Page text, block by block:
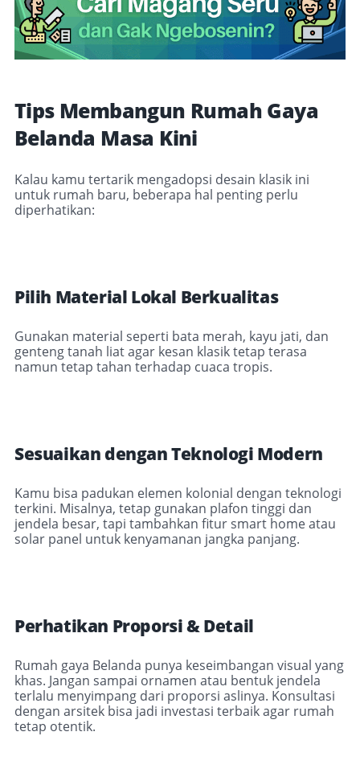
Tips Membangun Rumah Gaya
Belanda Masa Kini
Kalau kamu tertarik mengadopsi desain klasik ini
untuk rumah baru, beberapa hal penting perlu
diperhatikan:
Pilih Material Lokal Berkualitas
Gunakan material seperti bata merah, kayu jati, dan
genteng tanah liat agar kesan klasik tetap terasa
namun tetap tahan terhadap cuaca tropis.
Sesuaikan dengan Teknologi Modern
Kamu bisa padukan elemen kolonial dengan teknologi
terkini. Misalnya, tetap gunakan plafon tinggi dan
jendela besar, tapi tambahkan fitur smart home atau
solar panel untuk kenyamanan jangka panjang.
Perhatikan Proporsi & Detail
Rumah gaya Belanda punya keseimbangan visual yang
khas. Jangan sampai ornamen atau bentuk jendela
terlalu menyimpang dari proporsi aslinya. Konsultasi
dengan arsitek bisa jadi investasi terbaik agar rumah
tetap otentik.